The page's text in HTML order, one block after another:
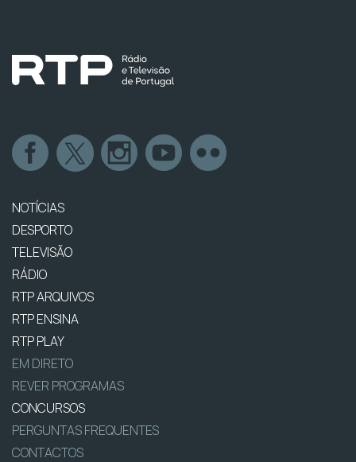
NOTÍCIAS
DESPORTO
TELEVISÃO
RÁDIO
RTP ARQUIVOS
RTP ENSINA
RTP PLAY
EM DIRETO
REVER PROGRAMAS
CONCURSOS
PERGUNTAS FREQUENTES
CONTACTOS